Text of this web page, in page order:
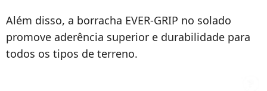
Além disso, a borracha EVER-GRIP no solado
promove aderência superior e durabilidade para
todos os tipos de terreno.